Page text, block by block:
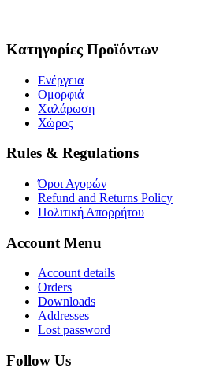
Κατηγορίες Προϊόντων
Ενέργεια
Ομορφιά
Χαλάρωση
Χώρος
Rules & Regulations
Όροι Αγορών
Refund and Returns Policy
Πολιτική Απορρήτου
Account Menu
Account details
Orders
Downloads
Addresses
Lost password
Follow Us